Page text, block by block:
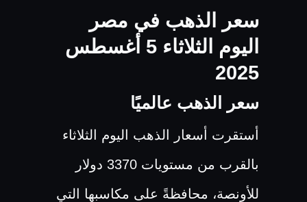
سعر الذهب في مصر
اليوم الثلاثاء 5 أغسطس
2025
سعر الذهب عالميًا
أستقرت أسعار الذهب اليوم الثلاثاء
بالقرب من مستويات 3370 دولار
للأونصة، محافظةً على مكاسبها التي